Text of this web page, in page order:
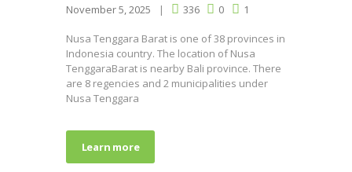
November 5, 2025 336 0 1
Nusa Tenggara Barat is one of 38 provinces in
Indonesia country. The location of Nusa
TenggaraBarat is nearby Bali province. There
are 8 regencies and 2 municipalities under
Nusa Tenggara
Learn more